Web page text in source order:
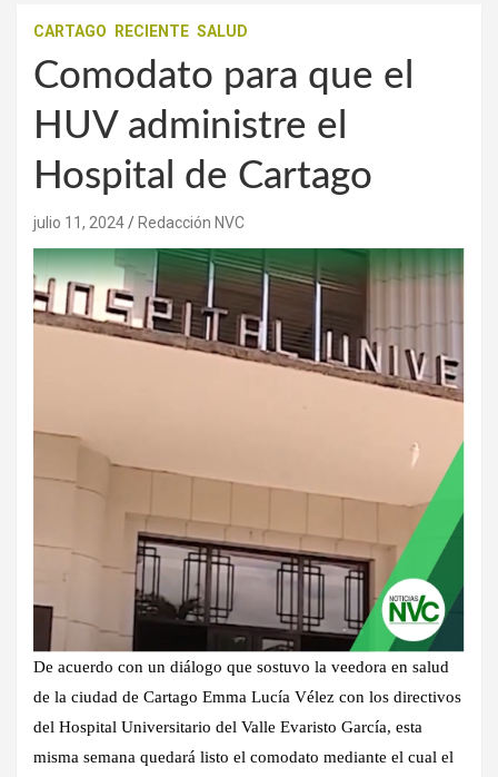
CARTAGO RECIENTE SALUD
Comodato para que el
HUV administre el
Hospital de Cartago
julio 11, 2024 Redacción NVC
De acuerdo con un diálogo que sostuvo la veedora en salud
de la ciudad de Cartago Emma Lucía Vélez con los directivos
del Hospital Universitario del Valle Evaristo García, esta
misma semana quedará listo el comodato mediante el cual el